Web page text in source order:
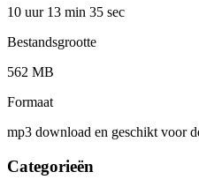
10 uur 13 min 35 sec
Bestandsgrootte
562 MB
Formaat
mp3 download en geschikt voor
Categorieën